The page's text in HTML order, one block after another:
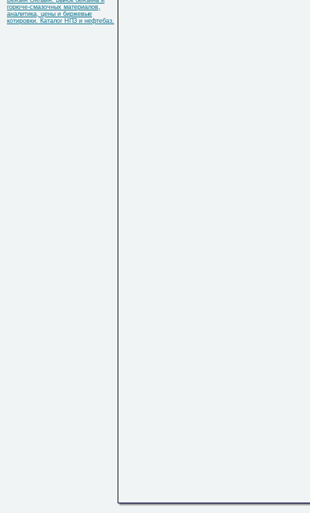
горюче-смазочных материалов,
аналитика, цены и биржевые
котировки. Каталог НПЗ и нефтебаз.